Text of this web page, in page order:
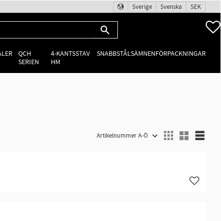
Sverige Svenska SEK
QCH
SERIEN
4-KANTSSTAV
HM
SNABBSTÅLSÄMNENFÖRPACKNINGAR
Lägg